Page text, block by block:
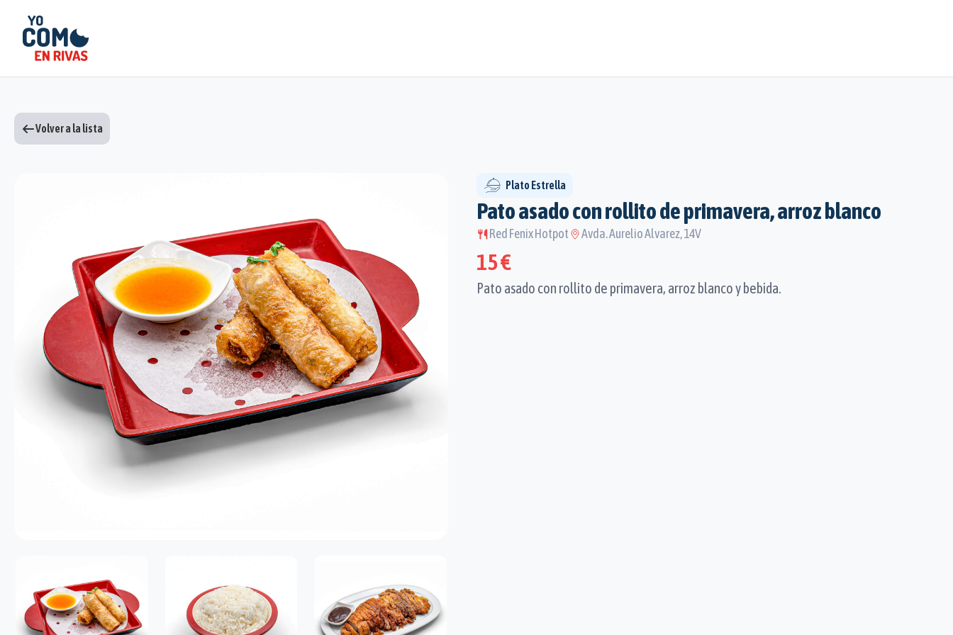
Volver a la lista
Plato Estrella
Pato asado con rollito de primavera, arroz blanco
Red Fenix Hotpot Avda. Aurelio Alvarez, 14V
15 €
Pato asado con rollito de primavera, arroz blanco y bebida.